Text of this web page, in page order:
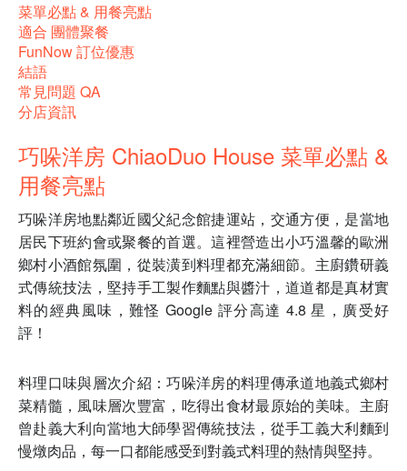
菜單必點 & 用餐亮點
適合 團體聚餐
FunNow 訂位優惠
結語
常見問題 QA
分店資訊
巧哚洋房 ChiaoDuo House 菜單必點 &
用餐亮點
巧哚洋房地點鄰近國父紀念館捷運站，交通方便，是當地
居民下班約會或聚餐的首選。這裡營造出小巧溫馨的歐洲
鄉村小酒館氛圍，從裝潢到料理都充滿細節。主廚鑽研義
式傳統技法，堅持手工製作麵點與醬汁，道道都是真材實
料的經典風味，難怪 Google 評分高達 4.8 星，廣受好
評！
料理口味與層次介紹：巧哚洋房的料理傳承道地義式鄉村
菜精髓，風味層次豐富，吃得出食材最原始的美味。主廚
曾赴義大利向當地大師學習傳統技法，從手工義大利麵到
慢燉肉品，每一口都能感受到對義式料理的熱情與堅持。